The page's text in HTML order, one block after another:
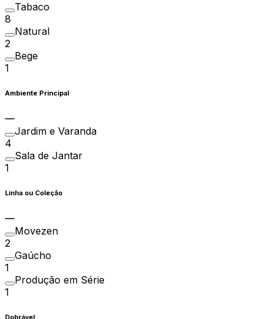
Tabaco
8
Natural
2
Bege
1
Ambiente Principal
Jardim e Varanda
4
Sala de Jantar
1
Linha ou Coleção
Movezen
2
Gaúcho
1
Produção em Série
1